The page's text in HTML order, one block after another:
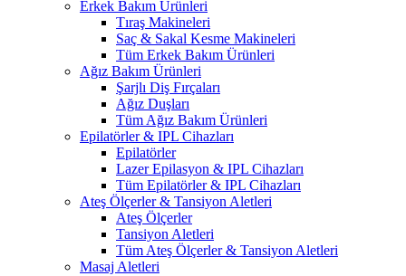
Erkek Bakım Ürünleri
Tıraş Makineleri
Saç & Sakal Kesme Makineleri
Tüm Erkek Bakım Ürünleri
Ağız Bakım Ürünleri
Şarjlı Diş Fırçaları
Ağız Duşları
Tüm Ağız Bakım Ürünleri
Epilatörler & IPL Cihazları
Epilatörler
Lazer Epilasyon & IPL Cihazları
Tüm Epilatörler & IPL Cihazları
Ateş Ölçerler & Tansiyon Aletleri
Ateş Ölçerler
Tansiyon Aletleri
Tüm Ateş Ölçerler & Tansiyon Aletleri
Masaj Aletleri